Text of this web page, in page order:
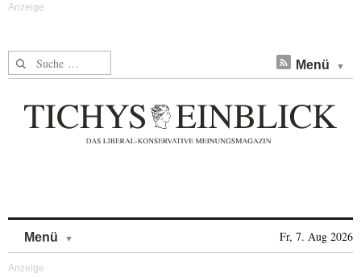
Suche nach: Menü
Menü Fr, 7. Aug 2026